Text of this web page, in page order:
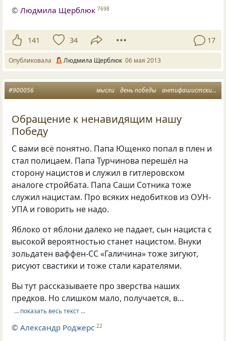
©Людмила Щерблюк 7698
141 34 17
Опубликовала Людмила Щерблюк 06 мая 2013
мысли день победы антифашистский фронт
#900056
Обращение к ненавидящим нашу
Победу
С вами всё понятно. Папа Ющенко попал в плен и
стал полицаем. Папа Турчинова перешёл на
сторону нацистов и служил в гитлеровском
аналоге стройбата. Папа Саши Сотника тоже
служил нацистам. Про всяких недобитков из ОУН-
УПА и говорить не надо.
Яблоко от яблони далеко не падает, сын нациста с
высокой вероятностью станет нацистом. Внуки
зольдатен ваффен-СС «Галичина» тоже зигуют,
рисуют свастики и тоже стали карателями.
Вы тут рассказываете про зверства наших
предков. Но слишком мало, получается, в…
… показать весь текст …
©Александр Роджерс 22